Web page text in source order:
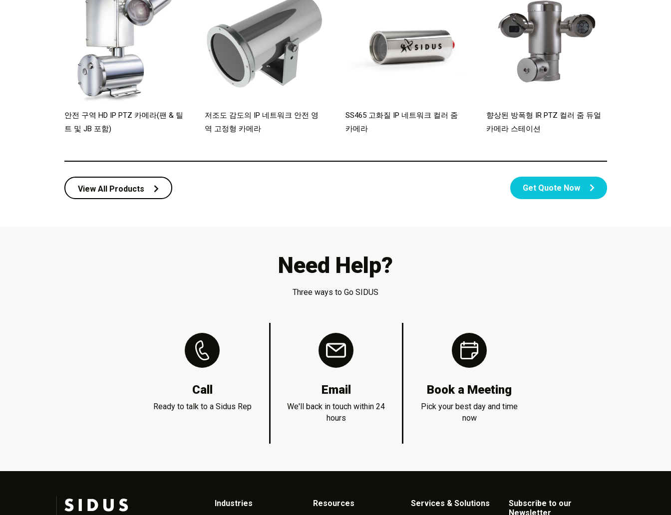
안전 구역 HD IP PTZ 카메라(팬 & 틸
트 및 JB 포함)
저조도 감도의 IP 네트워크 안전 영
역 고정형 카메라
SS465 고화질 IP 네트워크 컬러 줌
카메라
향상된 방폭형 IR PTZ 컬러 줌 듀얼
카메라 스테이션
View All Products Get Quote Now
Need Help?
Three ways to Go SIDUS
Call
Ready to talk to a Sidus Rep
Email
We'll back in touch within 24
hours
Book a Meeting
Pick your best day and time
now
Industries Resources Services & Solutions
Subscribe to our
Newsletter